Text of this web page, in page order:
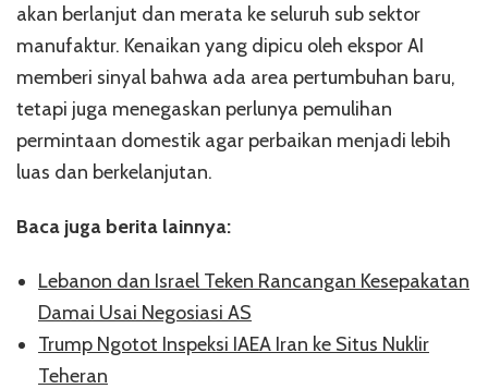
akan berlanjut dan merata ke seluruh sub sektor
manufaktur. Kenaikan yang dipicu oleh ekspor AI
memberi sinyal bahwa ada area pertumbuhan baru,
tetapi juga menegaskan perlunya pemulihan
permintaan domestik agar perbaikan menjadi lebih
luas dan berkelanjutan.
Baca juga berita lainnya:
Lebanon dan Israel Teken Rancangan Kesepakatan
Damai Usai Negosiasi AS
Trump Ngotot Inspeksi IAEA Iran ke Situs Nuklir
Teheran